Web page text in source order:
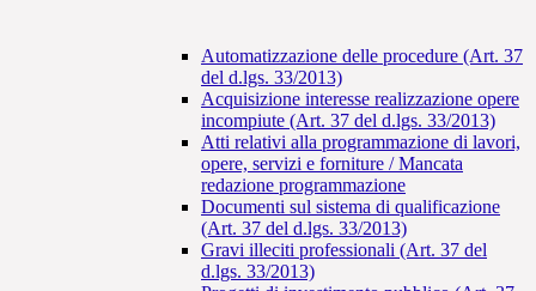
Automatizzazione delle procedure (Art. 37
del d.lgs. 33/2013)
Acquisizione interesse realizzazione opere
incompiute (Art. 37 del d.lgs. 33/2013)
Atti relativi alla programmazione di lavori,
opere, servizi e forniture / Mancata
redazione programmazione
Documenti sul sistema di qualificazione
(Art. 37 del d.lgs. 33/2013)
Gravi illeciti professionali (Art. 37 del
d.lgs. 33/2013)